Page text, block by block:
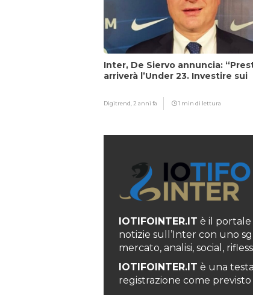
Inter, De Siervo annuncia:
arriverà l’Under 23. Investire sui
Digitrend,2 anni fa 1 min di lettura
IOTIFOINTER.IT è il
notizie sull’Inter con uno
mercato, analisi, social,
IOTIFOINTER.IT è una
registrazione come previsto